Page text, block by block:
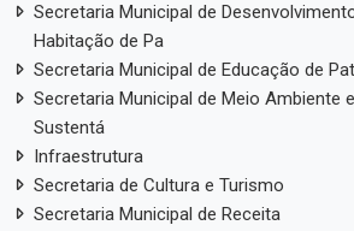
Secretaria Municipal de
Habitação de Pa
Secretaria Municipal de Educação de
Secretaria Municipal de Meio Ambiente
Sustentá
Infraestrutura
Secretaria de Cultura e Turismo
Secretaria Municipal de Receita